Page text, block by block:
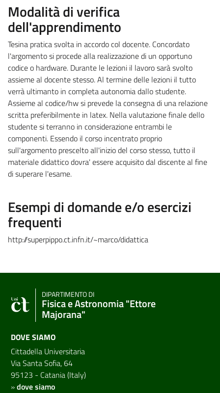
Modalità di verifica
dell'apprendimento
Tesina pratica svolta in accordo col docente. Concordato
l'argomento si procede alla realizzazione di un opportuno
codice o hardware. Durante le lezioni il lavoro sarà svolto
assieme al docente stesso. Al termine delle lezioni il tutto
verrà ultimanto in completa autonomia dallo studente.
Assieme al codice/hw si prevede la consegna di una relazione
scritta preferibilmente in latex. Nella valutazione finale dello
studente si terranno in considerazione entrambi le
componenti. Essendo il corso incentrato proprio
sull'argomento prescelto all'inizio del corso stesso, tutto il
materiale didattico dovra' essere acquisito dal discente al fine
di superare l'esame.
Esempi di domande e/o esercizi
frequenti
http://superpippo.ct.infn.it/~marco/didattica
DIPARTIMENTO DI
Fisica e Astronomia "Ettore
Majorana"
DOVE SIAMO
Cittadella Universitaria
Via Santa Sofia, 64
95123 - Catania (Italy)
»dove siamo